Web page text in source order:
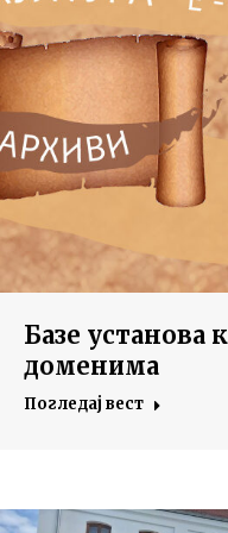
Базе установа
доменима
Погледај вест